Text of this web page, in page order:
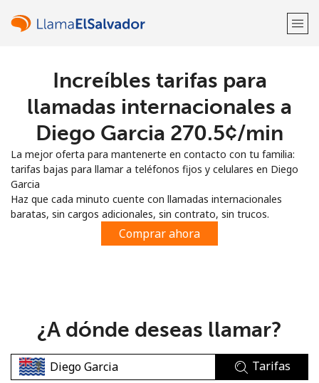
¡Bienvenido!
Regístrate con
o
Increíbles tarifas para
llamadas internacionales a
Diego Garcia ⁦270.5¢⁩/min
La mejor oferta para mantenerte en contacto con tu familia:
tarifas bajas para llamar a teléfonos fijos y celulares en Diego
Garcia
Haz que cada minuto cuente con llamadas internacionales
baratas, sin cargos adicionales, sin contrato, sin trucos.
Comprar ahora
¿A dónde deseas llamar?
Tarifas